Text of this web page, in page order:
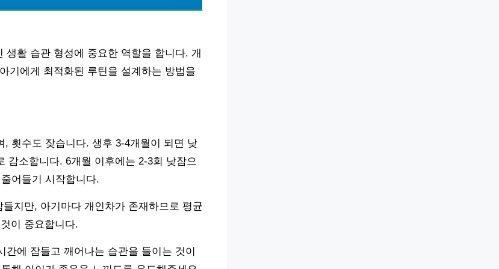
활 습관 형성에 중요한 역할을 합니다. 개
기에게 최적화된 루틴을 설계하는 방법을
횟수도 잦습니다. 생후 3-4개월이 되면 낮
감소합니다. 6개월 이후에는 2-3회 낮잠으
어들기 시작합니다.
지만, 아기마다 개인차가 존재하므로 평균
이 중요합니다.
에 잠들고 깨어나는 습관을 들이는 것이